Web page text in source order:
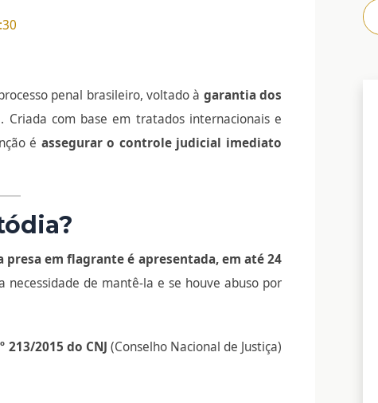
penal brasileiro, voltado à garantia dos
Criada com base em tratados internacionais e
é assegurar o controle judicial imediato
presa em flagrante é apresentada, em até 24
de mantê-la e se houve abuso por
213/2015 do CNJ (Conselho Nacional de Justiça)